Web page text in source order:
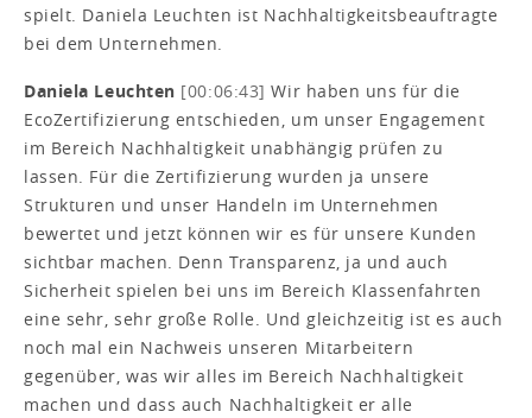
spielt. Daniela Leuchten ist Nachhaltigkeitsbeauftragte
bei dem Unternehmen.
Daniela Leuchten [00:06:43]Wir haben uns für die
EcoZertifizierung entschieden, um unser Engagement
im Bereich Nachhaltigkeit unabhängig prüfen zu
lassen. Für die Zertifizierung wurden ja unsere
Strukturen und unser Handeln im Unternehmen
bewertet und jetzt können wir es für unsere Kunden
sichtbar machen. Denn Transparenz, ja und auch
Sicherheit spielen bei uns im Bereich Klassenfahrten
eine sehr, sehr große Rolle. Und gleichzeitig ist es auch
noch mal ein Nachweis unseren Mitarbeitern
gegenüber, was wir alles im Bereich Nachhaltigkeit
machen und dass auch Nachhaltigkeit er alle